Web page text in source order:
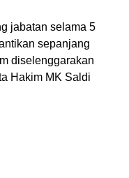
jabatan selama 5
sepanjang
diselenggarakan
Hakim MK Saldi